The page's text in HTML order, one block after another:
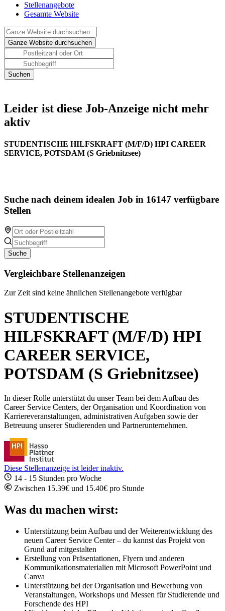
Stellenangebote
Gesamte Website
Leider ist diese Job-Anzeige nicht mehr
aktiv
STUDENTISCHE HILFSKRAFT (M/F/D) HPI CAREER
SERVICE, POTSDAM (S Griebnitzsee)
Suche nach deinem idealen Job in 16147 verfügbare
Stellen
Suche
Vergleichbare Stellenanzeigen
Zur Zeit sind keine ähnlichen Stellenangebote verfügbar
STUDENTISCHE
HILFSKRAFT (M/F/D) HPI
CAREER SERVICE,
POTSDAM (S Griebnitzsee)
In dieser Rolle unterstützt du unser Team bei dem Aufbau des
Career Service Centers, der Organisation und Koordination von
Karriereveranstaltungen, administrativen Aufgaben sowie der
Betreuung unserer Studierenden und Partnerunternehmen.
Diese Stellenanzeige ist leider inaktiv.
14 - 15 Stunden pro Woche
Zwischen 15.39€ und 15.40€ pro Stunde
Was du machen wirst:
Unterstützung beim Aufbau und der Weiterentwicklung des
neuen Career Service Center – du kannst das Projekt von
Grund auf mitgestalten
Erstellung von Präsentationen, Flyern und anderen
Kommunikationsmaterialien mit Microsoft PowerPoint und
Canva
Unterstützung bei der Organisation und Bewerbung von
Veranstaltungen, Workshops und Messen für Studierende und
Forschende des HPI